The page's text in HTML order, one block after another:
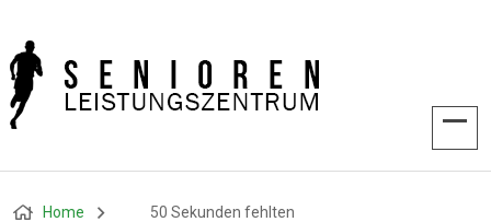
Home 50 Sekunden fehlten